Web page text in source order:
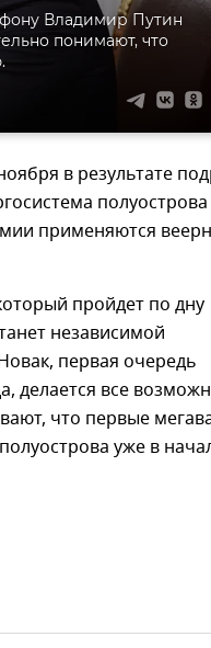
Владимир Путин
понимают, что
в результате
полуострова
применяются
пройдет по дну
независимой
первая очередь
делается все
что первые
уже в